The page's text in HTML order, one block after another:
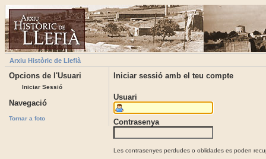
Arxiu Històric de Llefià
Opcions de l'Usuari
Iniciar Sessió
Navegació
Tornar a foto
Iniciar sessió amb el teu compte
Usuari
Contrasenya
Les contrasenyes perdudes o oblidades es poden